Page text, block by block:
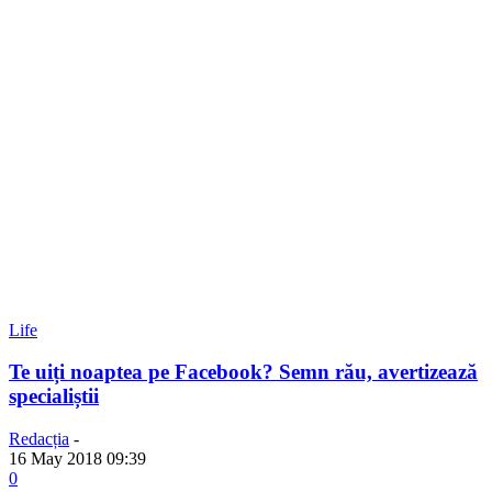
Life
Te uiți noaptea pe Facebook? Semn rău, avertizează
specialiștii
Redacția -
16 May 2018 09:39
0